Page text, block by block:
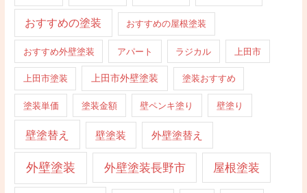
おすすめの塗装 おすすめの屋根塗装
おすすめ外壁塗装 アパート ラジカル 上田市
上田市塗装 上田市外壁塗装 塗装おすすめ
塗装単価 塗装金額 壁ペンキ塗り 壁塗り
壁塗替え 壁塗装 外壁塗替え
外壁塗装 外壁塗装長野市 屋根塗装